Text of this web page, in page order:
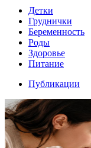
Детки
Груднички
Беременность
Роды
Здоровье
Питание
Публикации